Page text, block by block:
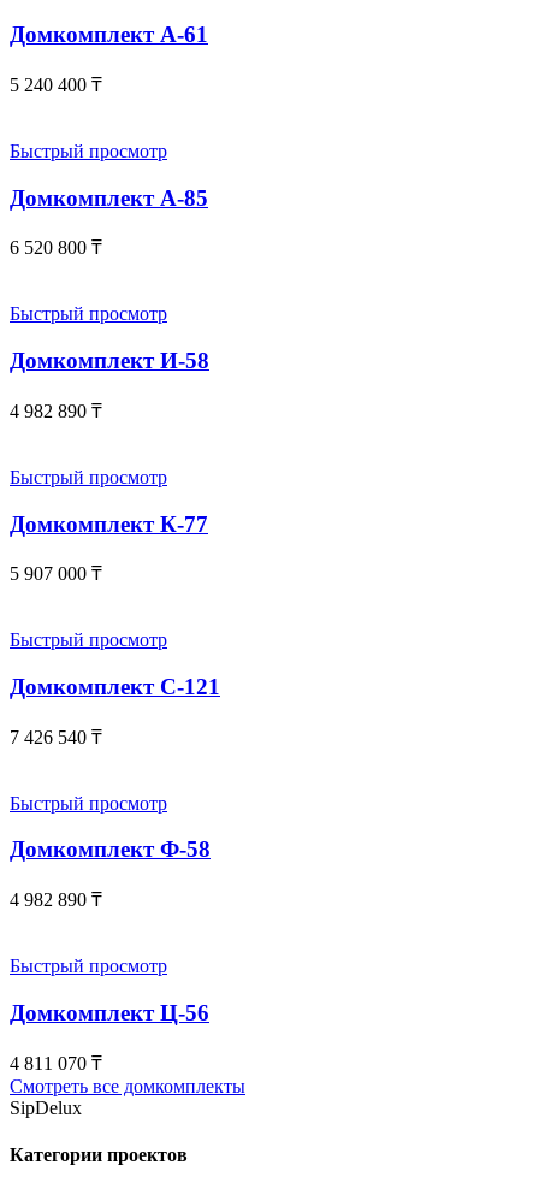
Домкомплект А-61
5 240 400 ₸
Быстрый просмотр
Домкомплект А-85
6 520 800 ₸
Быстрый просмотр
Домкомплект И-58
4 982 890 ₸
Быстрый просмотр
Домкомплект К-77
5 907 000 ₸
Быстрый просмотр
Домкомплект С-121
7 426 540 ₸
Быстрый просмотр
Домкомплект Ф-58
4 982 890 ₸
Быстрый просмотр
Домкомплект Ц-56
4 811 070 ₸
Смотреть все домкомплекты
SipDelux
Категории проектов